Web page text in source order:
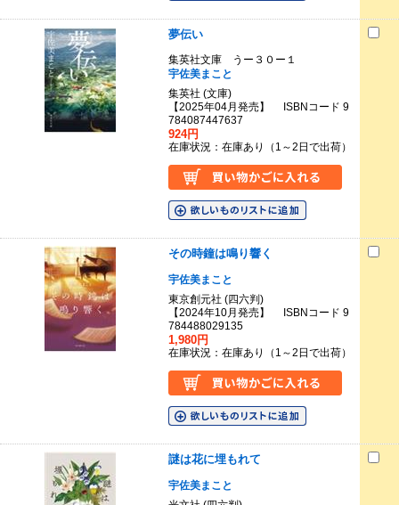
夢伝い
集英社文庫 うー３０ー１
宇佐美まこと
集英社 (文庫)
【2025年04月発売】 ISBNコード 9
784087447637
924円
在庫状況：在庫あり（1～2日で出荷）
その時鐘は鳴り響く
宇佐美まこと
東京創元社 (四六判)
【2024年10月発売】 ISBNコード 9
784488029135
1,980円
在庫状況：在庫あり（1～2日で出荷）
謎は花に埋もれて
宇佐美まこと